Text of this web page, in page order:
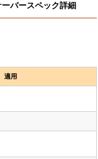
バースペック詳細
適用